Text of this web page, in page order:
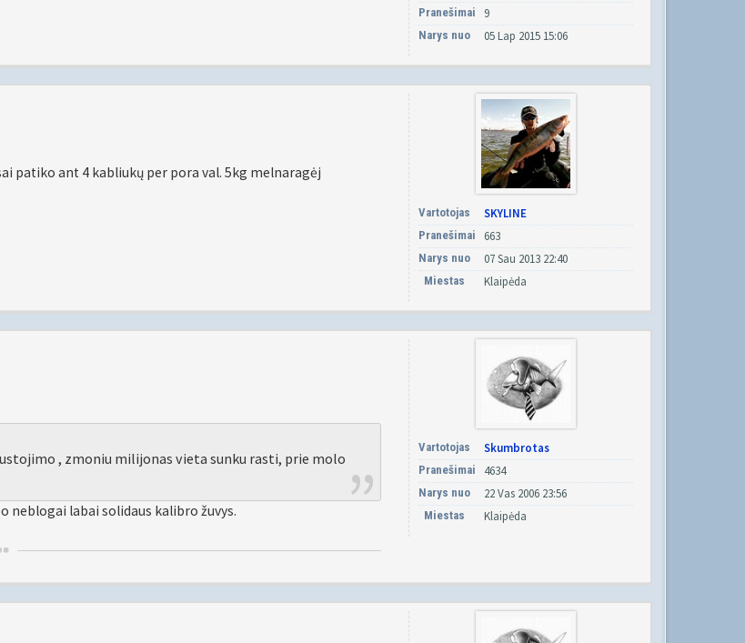
Pranešimai 9
Narys nuo 05 Lap 2015 15:06
patiko ant 4 kabliukų per pora val. 5kg melnaragėj
Vartotojas SKYLINE
Pranešimai 663
Narys nuo 07 Sau 2013 22:40
Miestas Klaipėda
, zmoniu milijonas vieta sunku rasti, prie molo
neblogai labai solidaus kalibro žuvys.
Vartotojas Skumbrotas
Pranešimai 4634
Narys nuo 22 Vas 2006 23:56
Miestas Klaipėda